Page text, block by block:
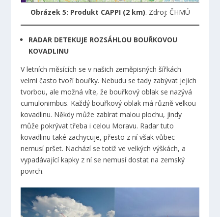
Obrázek 5: Produkt CAPPI (2 km). Zdroj: ČHMÚ
RADAR DETEKUJE ROZSÁHLOU BOUŘKOVOU
KOVADLINU
V letních měsících se v našich zeměpisných šířkách
velmi často tvoří bouřky. Nebudu se tady zabývat jejich
tvorbou, ale možná víte, že bouřkový oblak se nazývá
cumulonimbus. Každý bouřkový oblak má různě velkou
kovadlinu. Někdy může zabírat malou plochu, jindy
může pokrývat třeba i celou Moravu. Radar tuto
kovadlinu také zachycuje, přesto z ní však vůbec
nemusí pršet. Nachází se totiž ve velkých výškách, a
vypadávající kapky z ní se nemusí dostat na zemský
povrch.